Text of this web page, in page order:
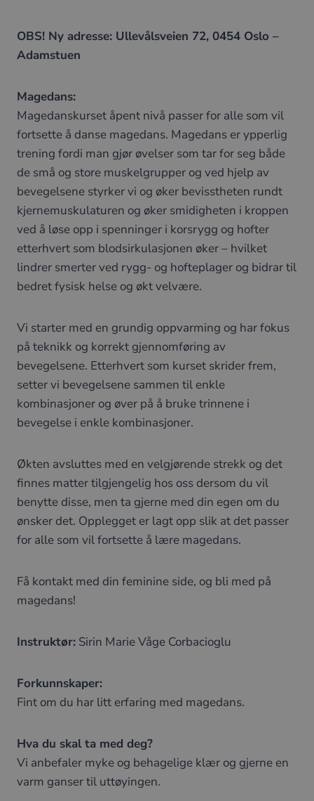
OBS! Ny adresse: Ullevålsveien 72, 0454 Oslo –
Adamstuen
Magedans:
Magedanskurset åpent nivå passer for alle som vil
fortsette å danse magedans. Magedans er ypperlig
trening fordi man gjør øvelser som tar for seg både
de små og store muskelgrupper og ved hjelp av
bevegelsene styrker vi og øker bevisstheten rundt
kjernemuskulaturen og øker smidigheten i kroppen
ved å løse opp i spenninger i korsrygg og hofter
etterhvert som blodsirkulasjonen øker – hvilket
lindrer smerter ved rygg- og hofteplager og bidrar til
bedret fysisk helse og økt velvære.
Vi starter med en grundig oppvarming og har fokus
på teknikk og korrekt gjennomføring av
bevegelsene. Etterhvert som kurset skrider frem,
setter vi bevegelsene sammen til enkle
kombinasjoner og øver på å bruke trinnene i
bevegelse i enkle kombinasjoner.
Økten avsluttes med en velgjørende strekk og det
finnes matter tilgjengelig hos oss dersom du vil
benytte disse, men ta gjerne med din egen om du
ønsker det. Opplegget er lagt opp slik at det passer
for alle som vil fortsette å lære magedans.
Få kontakt med din feminine side, og bli med på
magedans!
Instruktør: Sirin Marie Våge Corbacioglu
Forkunnskaper:
Fint om du har litt erfaring med magedans.
Hva du skal ta med deg?
Vi anbefaler myke og behagelige klær og gjerne en
varm ganser til uttøyingen.